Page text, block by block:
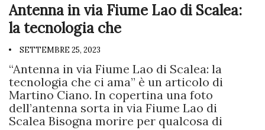
Antenna in via Fiume Lao di Scalea:
la tecnologia che
SETTEMBRE 25, 2023
“Antenna in via Fiume Lao di Scalea: la
tecnologia che ci ama” è un articolo di
Martino Ciano. In copertina una foto
dell’antenna sorta in via Fiume Lao di
Scalea Bisogna morire per qualcosa di